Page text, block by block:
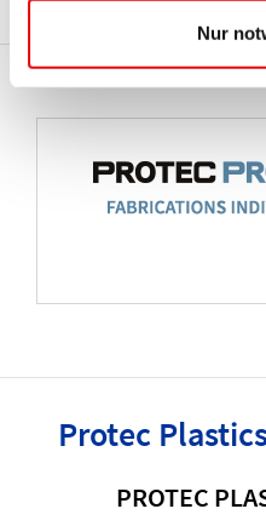
Nur
Protec
PROTEC